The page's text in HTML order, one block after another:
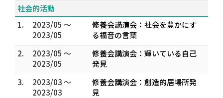
社会的活動
1.
2023/05 ～
2023/05
修養会講演会：社会を豊かにす
る福音の言葉
2.
2023/05 ～
2023/05
修養会講演会：輝いている自己
発見
3.
2023/03 ～
2023/03
修養会講演会：創造的居場所発
見